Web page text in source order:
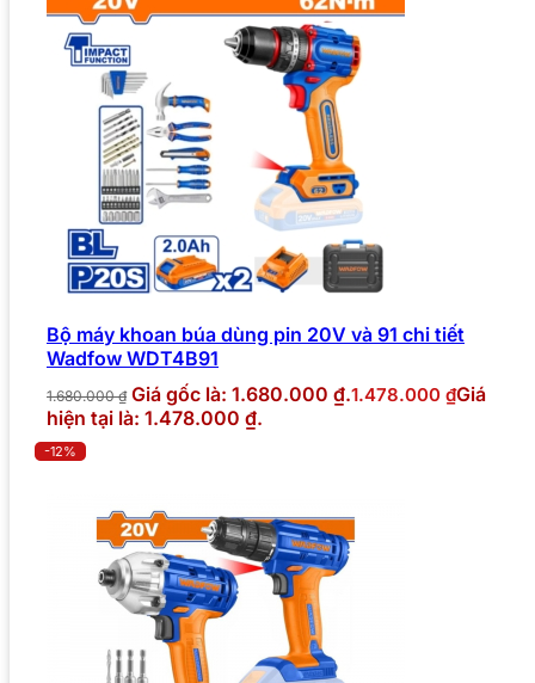
Bộ máy khoan búa dùng pin 20V và 91 chi tiết
Wadfow WDT4B91
1.680.000₫ Giá gốc là: 1.680.000 ₫.1.478.000 ₫Giá
hiện tại là: 1.478.000 ₫.
-12%